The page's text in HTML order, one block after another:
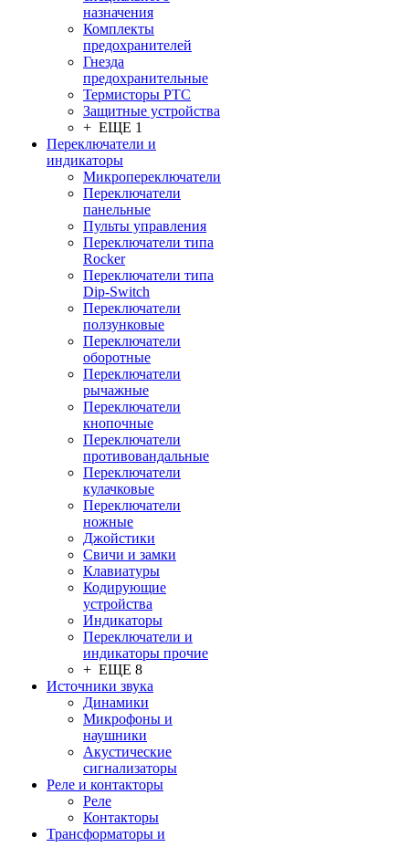
назначения
Комплекты
предохранителей
Гнезда
предохранительные
Термисторы PTC
Защитные устройства
+ ЕЩЕ 1
Переключатели и
индикаторы
Микропереключатели
Переключатели
панельные
Пульты управления
Переключатели типа
Rocker
Переключатели типа
Dip-Switch
Переключатели
ползунковые
Переключатели
оборотные
Переключатели
рычажные
Переключатели
кнопочные
Переключатели
противовандальные
Переключатели
кулачковые
Переключатели
ножные
Джойстики
Свичи и замки
Клавиатуры
Кодирующие
устройства
Индикаторы
Переключатели и
индикаторы прочие
+ ЕЩЕ 8
Источники звука
Динамики
Микрофоны и
наушники
Акустические
сигнализаторы
Реле и контакторы
Реле
Контакторы
Трансформаторы и